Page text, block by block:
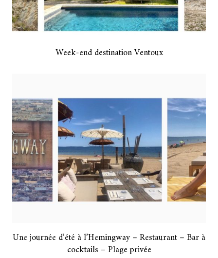
Week-end destination Ventoux
Une journée d’été à l’Hemingway – Restaurant – Bar à
cocktails – Plage privée